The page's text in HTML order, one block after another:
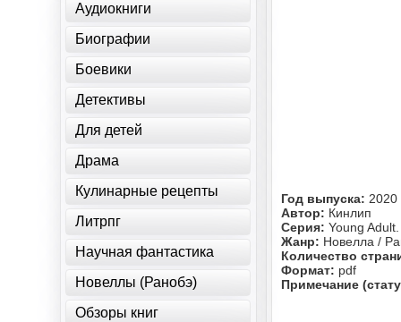
Год выпуска: 2020
Автор: Кинлип
Серия:Young
Жанр: Новелла /
Количество
Формат: pdf
Примечание
Аудиокниги
Биографии
Боевики
Детективы
Для детей
Драма
Кулинарные рецепты
Литрпг
Научная фантастика
Новеллы (Ранобэ)
Обзоры книг